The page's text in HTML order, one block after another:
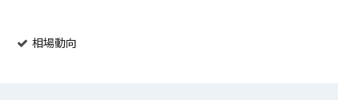
相場動向